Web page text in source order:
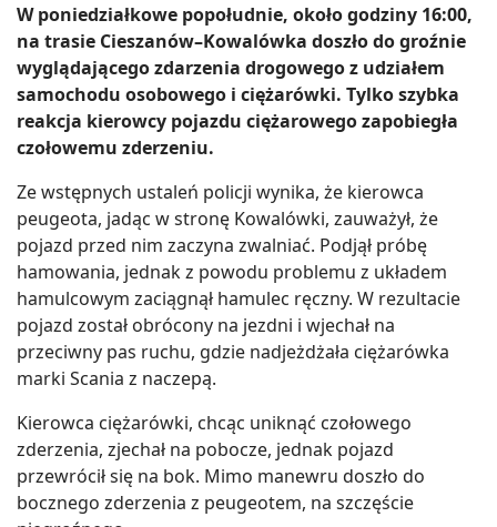
W poniedziałkowe popołudnie, około godziny 16:00,
na trasie Cieszanów–Kowalówka doszło do groźnie
wyglądającego zdarzenia drogowego z udziałem
samochodu osobowego i ciężarówki. Tylko szybka
reakcja kierowcy pojazdu ciężarowego zapobiegła
czołowemu zderzeniu.
Ze wstępnych ustaleń policji wynika, że kierowca
peugeota, jadąc w stronę Kowalówki, zauważył, że
pojazd przed nim zaczyna zwalniać. Podjął próbę
hamowania, jednak z powodu problemu z układem
hamulcowym zaciągnął hamulec ręczny. W rezultacie
pojazd został obrócony na jezdni i wjechał na
przeciwny pas ruchu, gdzie nadjeżdżała ciężarówka
marki Scania z naczepą.
Kierowca ciężarówki, chcąc uniknąć czołowego
zderzenia, zjechał na pobocze, jednak pojazd
przewrócił się na bok. Mimo manewru doszło do
bocznego zderzenia z peugeotem, na szczęście